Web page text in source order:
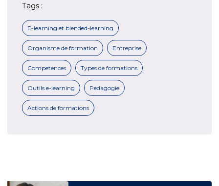
Tags :
E-learning et blended-learning
Organisme de formation Entreprise
Competences Types de formations
Outils e-learning Pedagogie
Actions de formations